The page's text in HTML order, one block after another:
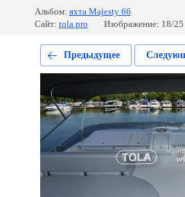
Альбом: яхта Majesty 66
Сайт: tola.pro Изображение: 18/25
Предыдущее